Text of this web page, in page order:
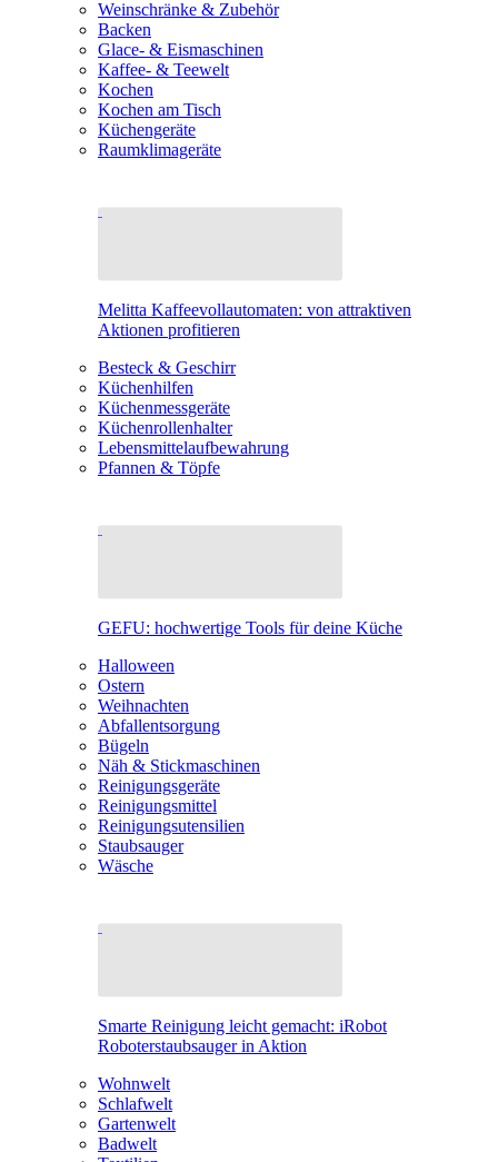
Weinschränke & Zubehör
Backen
Glace- & Eismaschinen
Kaffee- & Teewelt
Kochen
Kochen am Tisch
Küchengeräte
Raumklimageräte
Melitta Kaffeevollautomaten: von attraktiven
Aktionen profitieren
Besteck & Geschirr
Küchenhilfen
Küchenmessgeräte
Küchenrollenhalter
Lebensmittelaufbewahrung
Pfannen & Töpfe
GEFU: hochwertige Tools für deine Küche
Halloween
Ostern
Weihnachten
Abfallentsorgung
Bügeln
Näh & Stickmaschinen
Reinigungsgeräte
Reinigungsmittel
Reinigungsutensilien
Staubsauger
Wäsche
Smarte Reinigung leicht gemacht: iRobot
Roboterstaubsauger in Aktion
Wohnwelt
Schlafwelt
Gartenwelt
Badwelt